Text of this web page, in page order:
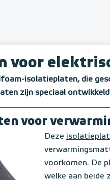
voor
isolatieplaten, die
zijn speciaal
voor
Deze
voorkomen. De
welke aan beide